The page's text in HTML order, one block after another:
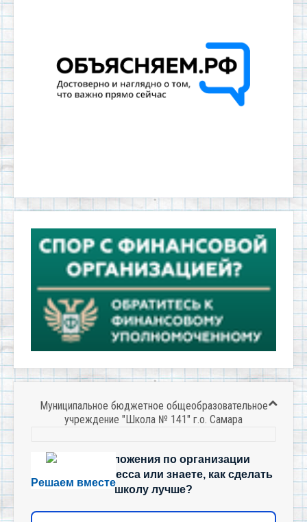
Муниципальное бюджетное общеобразовательное
учреждение "Школа № 141" г.о. Самара
Решаем вместе
Есть предложения по организации
учебного процесса или знаете, как сделать
школу лучше?